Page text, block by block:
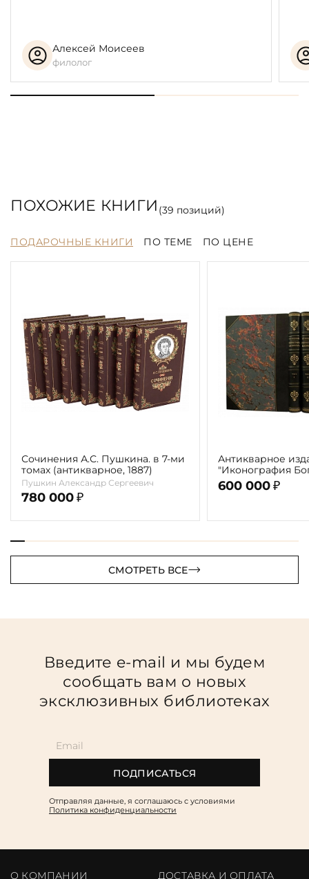
Алексей Моисеев
филолог
ПОХОЖИЕ КНИГИ (39 позиций)
ПОДАРОЧНЫЕ КНИГИ ПО ТЕМЕ ПО ЦЕНЕ
Сочинения А.С. Пушкина. в 7-ми
томах (антикварное, 1887)
Пушкин Александр Сергеевич
780 000 ₽
Антикварное
"Иконография
г. (в 2-х томах с
автора)
600 000 ₽
СМОТРЕТЬ ВСЕ
Введите e-mail и мы будем
сообщать вам о новых
эксклюзивных библиотеках
ПОДПИСАТЬСЯ
Отправляя данные, я соглашаюсь c условиями
Политика конфиденциальности
О КОМПАНИИ ДОСТАВКА И ОПЛАТА